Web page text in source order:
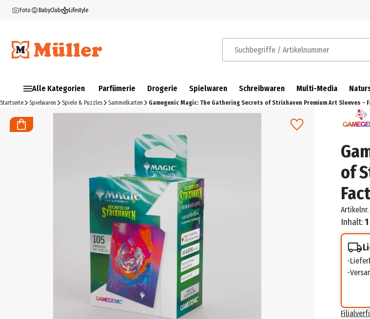
Foto BabyClub Lifestyle
Suchbegriffe / Artikelnummer
Alle Kategorien Parfümerie Drogerie Spielwaren Schreibwaren Multi-Media
Startseite Spielwaren Spiele & Puzzles Sammelkarten Gamegenic Magic: The Gathering Secrets of Strixhaven Premium Art Sleeves -
of
Artikelnr.
Inhalt: